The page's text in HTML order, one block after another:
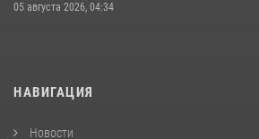
05 августа 2026, 04:34
НАВИГАЦИЯ
Новости